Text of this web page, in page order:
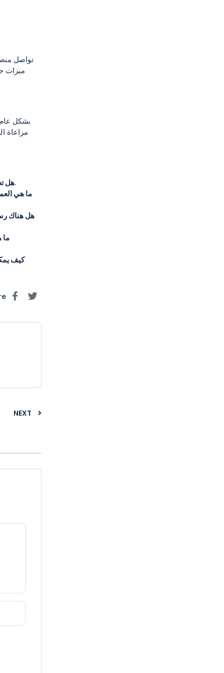
تواصل
ميزات
بشكل
مراعاة
هلنعم، تقدم منصة وان اكس بت مجموعة من ميزات الأمان لضمان حماية بيانات المستخدمين وأموالهم.
ما هي
هل هناك
كيف
NEXT